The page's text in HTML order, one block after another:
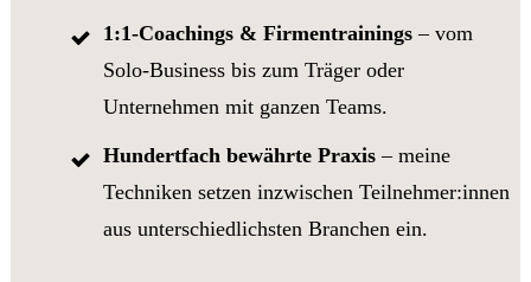
1:1-Coachings & Firmen­trainings – vom
Solo-Business bis zum Träger oder
Unternehmen mit ganzen Teams.
Hundertfach bewährte Praxis– meine
Techniken setzen inzwischen Teilnehmer:innen
aus unterschiedlichsten Branchen ein.